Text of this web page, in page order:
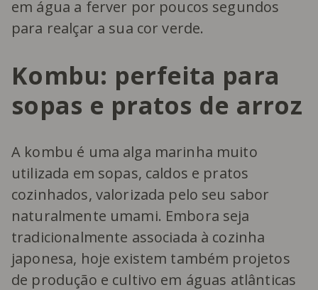
em água a ferver por poucos segundos
para realçar a sua cor verde.
Kombu: perfeita para
sopas e pratos de arroz
A kombu é uma alga marinha muito
utilizada em sopas, caldos e pratos
cozinhados, valorizada pelo seu sabor
naturalmente umami. Embora seja
tradicionalmente associada à cozinha
japonesa, hoje existem também projetos
de produção e cultivo em águas atlânticas